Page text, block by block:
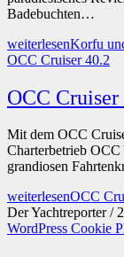
Badebuchten…
weiterlesenKorfu
OCC Cruiser 40.2
OCC Cruiser
Mit dem OCC
Charterbetrieb
grandiosen
weiterlesenOCC
Der Yachtreporter /
WordPress Cookie